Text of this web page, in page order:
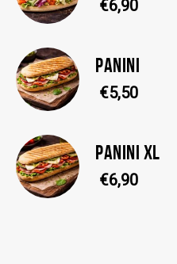
€6,90
PANINI
€5,50
PANINI XL
€6,90